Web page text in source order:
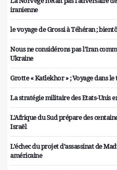
iranienne
le voyage de Grossi à Téhéran ;
Nous ne considérons pas l'Iran
Ukraine
Grotte « Katlekhor » ; Voyage dans le
La stratégie militaire des Etats-Unis
L'Afrique du Sud prépare des
Israël
L’échec du projet d’assassinat de
américaine